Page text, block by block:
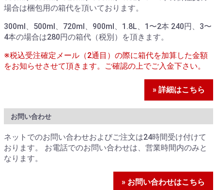
場合は梱包用の箱代を頂いております。
300ml、500ml、720ml、900ml、1.8L、1〜2本 240円、3〜
4本の場合は280円の箱代（税別）を頂きます。
※税込受注確定メール（2通目）の際に箱代を加算した金額
をお知らせさせて頂きます。ご確認の上でご入金下さい。
» 詳細はこちら
お問い合わせ
ネットでのお問い合わせおよびご注文は24時間受け付けて
おります。 お電話でのお問い合わせは、営業時間内のみと
なります。
» お問い合わせはこちら